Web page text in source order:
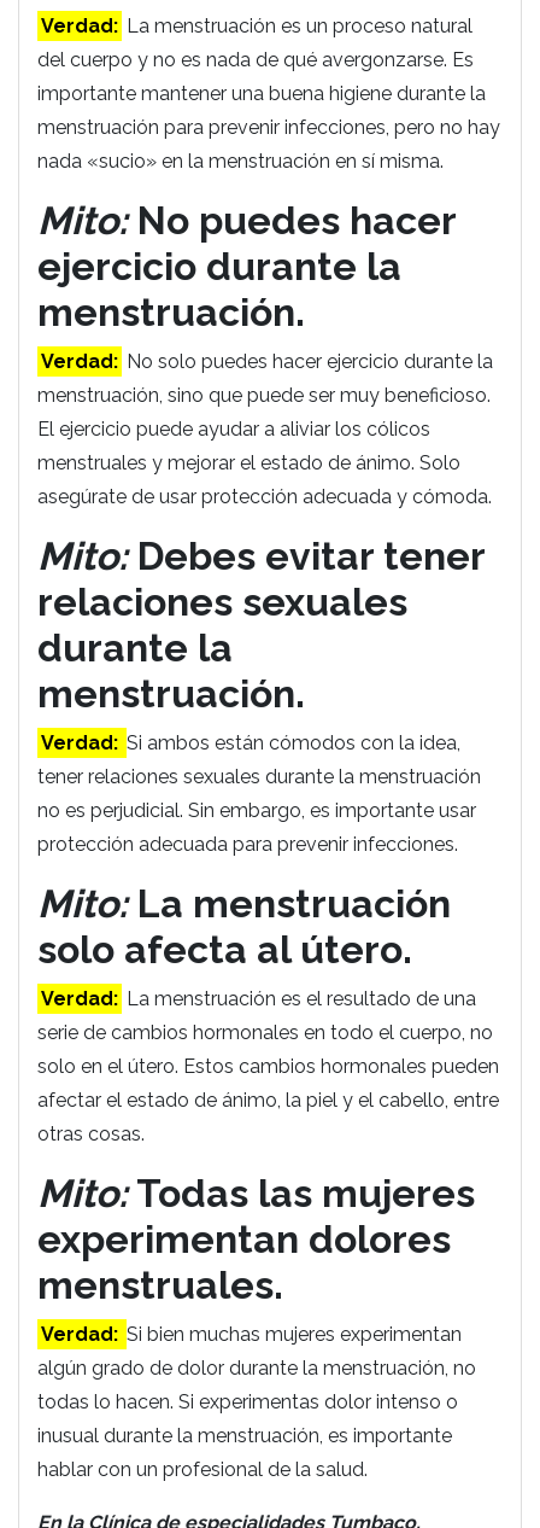
Verdad: La menstruación es un proceso natural
del cuerpo y no es nada de qué avergonzarse. Es
importante mantener una buena higiene durante la
menstruación para prevenir infecciones, pero no hay
nada «sucio» en la menstruación en sí misma.
Mito:No puedes hacer
ejercicio durante la
menstruación.
Verdad: No solo puedes hacer ejercicio durante la
menstruación, sino que puede ser muy beneficioso.
El ejercicio puede ayudar a aliviar los cólicos
menstruales y mejorar el estado de ánimo. Solo
asegúrate de usar protección adecuada y cómoda.
Mito:Debes evitar tener
relaciones sexuales
durante la
menstruación.
Verdad: Si ambos están cómodos con la idea,
tener relaciones sexuales durante la menstruación
no es perjudicial. Sin embargo, es importante usar
protección adecuada para prevenir infecciones.
Mito:La menstruación
solo afecta al útero.
Verdad: La menstruación es el resultado de una
serie de cambios hormonales en todo el cuerpo, no
solo en el útero. Estos cambios hormonales pueden
afectar el estado de ánimo, la piel y el cabello, entre
otras cosas.
Mito:Todas las mujeres
experimentan dolores
menstruales.
Verdad: Si bien muchas mujeres experimentan
algún grado de dolor durante la menstruación, no
todas lo hacen. Si experimentas dolor intenso o
inusual durante la menstruación, es importante
hablar con un profesional de la salud.
En la Clínica de especialidades Tumbaco,